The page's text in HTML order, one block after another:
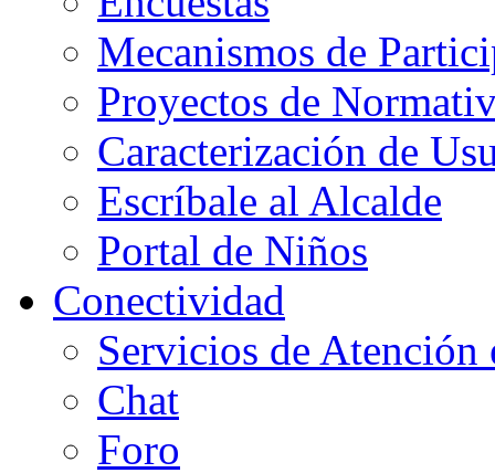
Mecanismos de
Proyectos de
Caracterización de
Escríbale al Alcalde
Portal de Niños
Conectividad
Servicios de Atención
Chat
Foro